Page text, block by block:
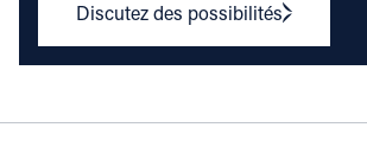
Discutez des possibilités